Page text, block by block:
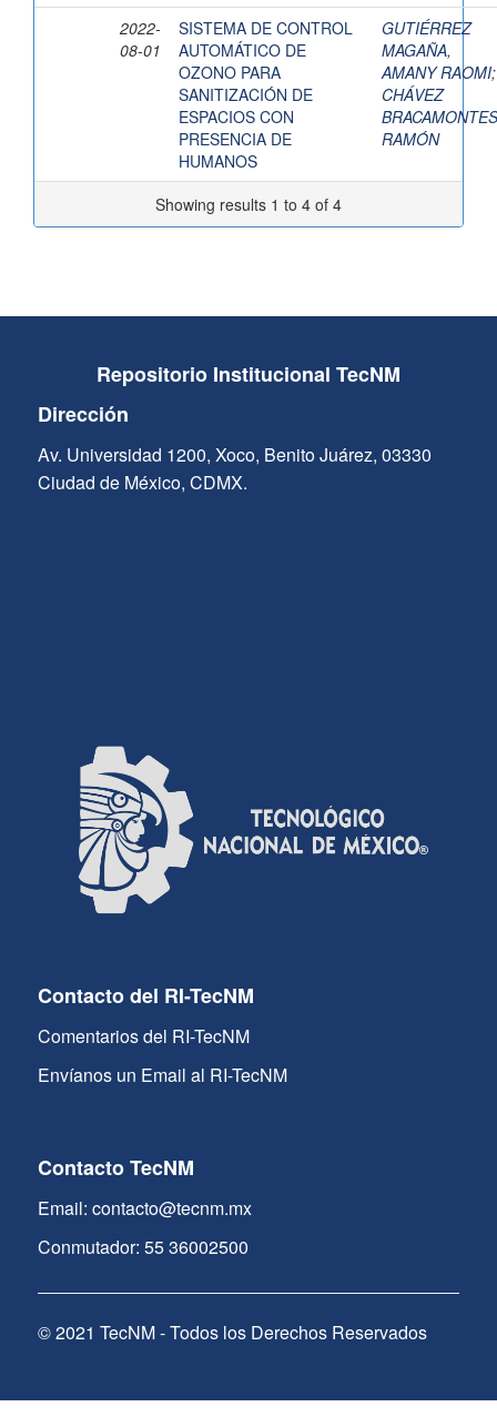
2022-
08-01
SISTEMA DE CONTROL
AUTOMÁTICO DE
OZONO PARA
SANITIZACIÓN DE
ESPACIOS CON
PRESENCIA DE
HUMANOS
GUTIÉRREZ
MAGAÑA,
AMANY RAOMI;
CHÁVEZ
RAMÓN
Showing results 1 to 4 of 4
Repositorio Institucional TecNM
Dirección
Av. Universidad 1200, Xoco, Benito Juárez, 03330
Ciudad de México, CDMX.
Contacto del RI-TecNM
Comentarios del RI-TecNM
Envíanos un Email al RI-TecNM
Contacto TecNM
Email: contacto@tecnm.mx
Conmutador: 55 36002500
© 2021 TecNM - Todos los Derechos Reservados